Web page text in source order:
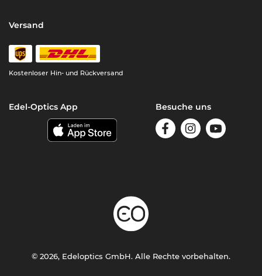
Versand
Kostenloser Hin- und Rückversand
Edel-Optics App Besuche uns
© 2026, Edeloptics GmbH. Alle Rechte vorbehalten.